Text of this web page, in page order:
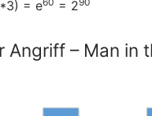
= e
= 2
Angriff – Man in